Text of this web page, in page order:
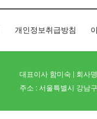
개인정보취급방침
대표이사 함미숙 | 회사
주소 : 서울특별시 강남